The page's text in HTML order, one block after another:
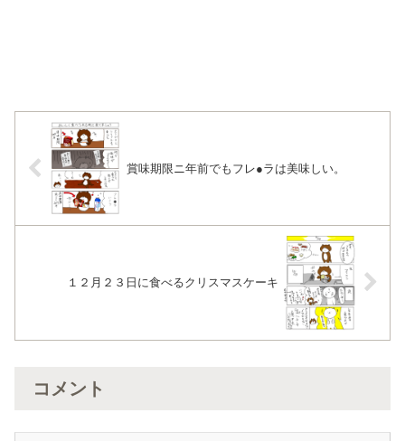
賞味期限ニ年前でもフレ●ラは美味しい。
１２月２３日に食べるクリスマスケーキ
コメント